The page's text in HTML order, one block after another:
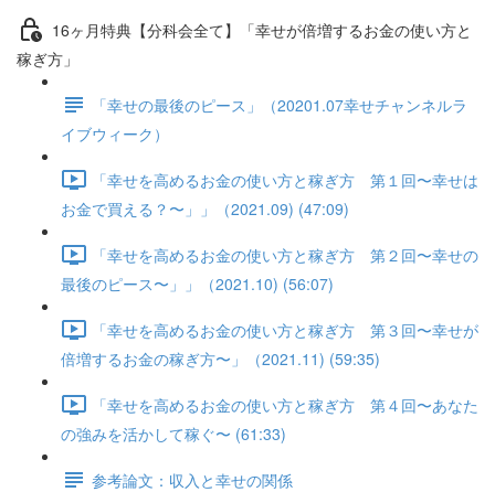
16ヶ月特典【分科会全て】「幸せが倍増するお金の使い方と
稼ぎ方」
「幸せの最後のピース」（20201.07幸せチャンネルラ
イブウィーク）
「幸せを高めるお金の使い方と稼ぎ方 第１回〜幸せは
お金で買える？〜」」（2021.09) (47:09)
「幸せを高めるお金の使い方と稼ぎ方 第２回〜幸せの
最後のピース〜」」（2021.10) (56:07)
「幸せを高めるお金の使い方と稼ぎ方 第３回〜幸せが
倍増するお金の稼ぎ方〜」（2021.11) (59:35)
「幸せを高めるお金の使い方と稼ぎ方 第４回〜あなた
の強みを活かして稼ぐ〜 (61:33)
参考論文：収入と幸せの関係